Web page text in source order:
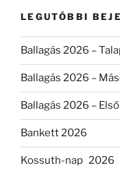
LEGUTÓBBI
Ballagás 2026 –
Ballagás 2026 –
Ballagás 2026 –
Bankett 2026
Kossuth-nap 2026